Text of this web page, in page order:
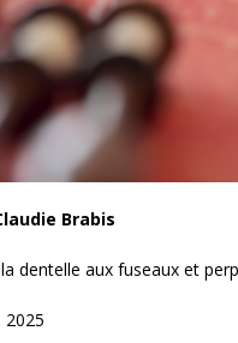
Brabis
dentelle aux fuseaux et
2025